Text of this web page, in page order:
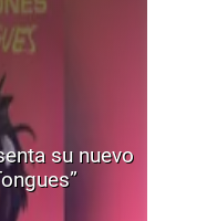
su nuevo